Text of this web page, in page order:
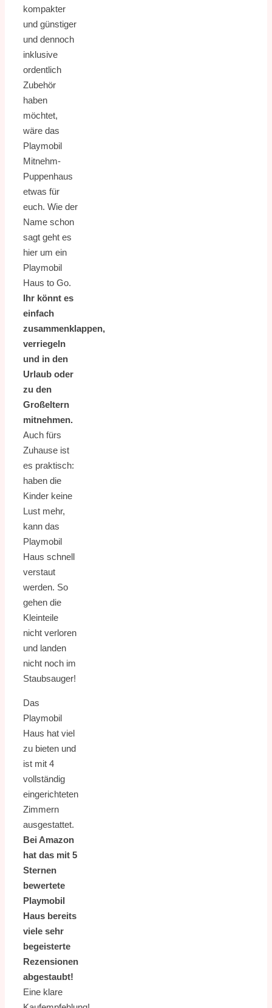
kompakter
und günstiger
und dennoch
inklusive
ordentlich
Zubehör
haben
möchtet,
wäre das
Playmobil
Mitnehm-
Puppenhaus
etwas für
euch. Wie der
Name schon
sagt geht es
hier um ein
Playmobil
Haus to Go.
Ihr könnt es
einfach
zusammenklappen,
verriegeln
und in den
Urlaub oder
zu den
Großeltern
mitnehmen.
Auch fürs
Zuhause ist
es praktisch:
haben die
Kinder keine
Lust mehr,
kann das
Playmobil
Haus schnell
verstaut
werden. So
gehen die
Kleinteile
nicht verloren
und landen
nicht noch im
Staubsauger!
Das
Playmobil
Haus hat viel
zu bieten und
ist mit 4
vollständig
eingerichteten
Zimmern
ausgestattet.
Bei Amazon
hat das mit 5
Sternen
bewertete
Playmobil
Haus bereits
viele sehr
begeisterte
Rezensionen
abgestaubt!
Eine klare